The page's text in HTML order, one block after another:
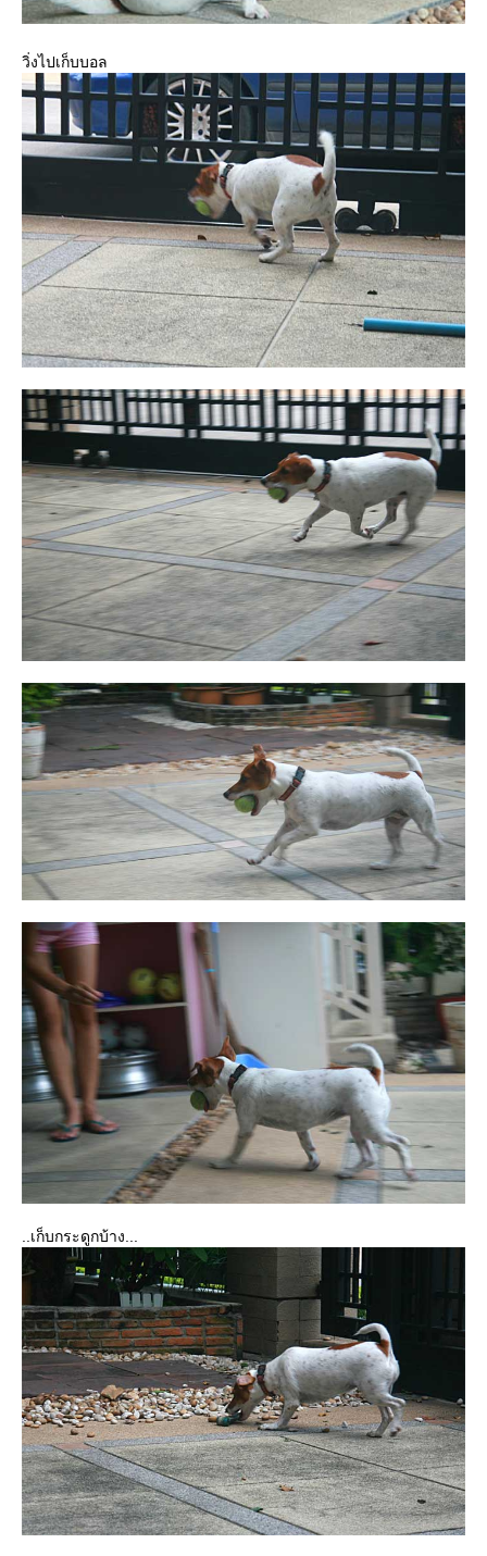
วิ่งไปเก็บบอล
..เก็บกระดูกบ้าง...